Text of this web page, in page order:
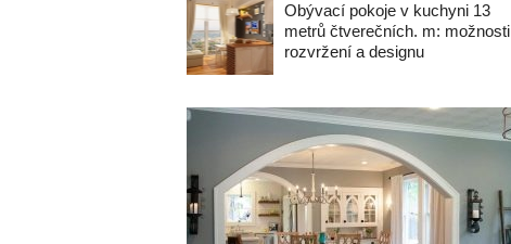
Obývací pokoje v kuchyni 13
metrů čtverečních. m: možnosti
rozvržení a designu